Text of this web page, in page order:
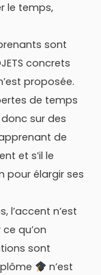
le temps,
sont
concrets
proposée.
de temps
sur des
de
et s’il le
pour élargir ses
l’accent n’est
qu’on
sont
n’est